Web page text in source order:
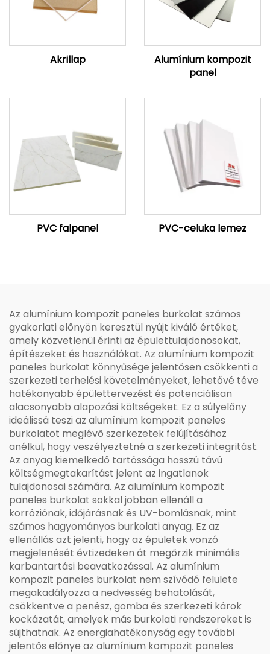
Akrillap
Alumínium kompozit
panel
PVC falpanel PVC-celuka lemez
Az alumínium kompozit paneles burkolat számos
gyakorlati előnyön keresztül nyújt kiváló értéket,
amely közvetlenül érinti az épülettulajdonosokat,
építészeket és használókat. Az alumínium kompozit
paneles burkolat könnyűsége jelentősen csökkenti a
szerkezeti terhelési követelményeket, lehetővé téve
hatékonyabb épülettervezést és potenciálisan
alacsonyabb alapozási költségeket. Ez a súlyelőny
ideálissá teszi az alumínium kompozit paneles
burkolatot meglévő szerkezetek felújításához
anélkül, hogy veszélyeztetné a szerkezeti integritást.
Az anyag kiemelkedő tartóssága hosszú távú
költségmegtakarítást jelent az ingatlanok
tulajdonosai számára. Az alumínium kompozit
paneles burkolat sokkal jobban ellenáll a
korróziónak, időjárásnak és UV-bomlásnak, mint
számos hagyományos burkolati anyag. Ez az
ellenállás azt jelenti, hogy az épületek vonzó
megjelenését évtizedeken át megőrzik minimális
karbantartási beavatkozással. Az alumínium
kompozit paneles burkolat nem szívódó felülete
megakadályozza a nedvesség behatolását,
csökkentve a penész, gomba és szerkezeti károk
kockázatát, amelyek más burkolati rendszereket is
sújthatnak. Az energiahatékonyság egy további
jelentős előnye az alumínium kompozit paneles